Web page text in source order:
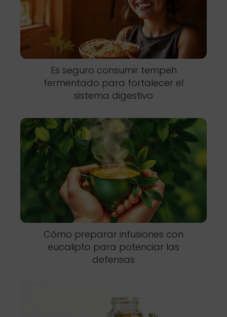
Es seguro consumir tempeh
fermentado para fortalecer el
sistema digestivo
Cómo preparar infusiones con
eucalipto para potenciar las
defensas